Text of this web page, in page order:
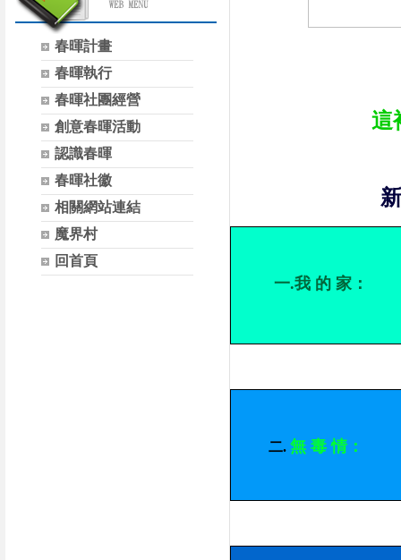
春暉計畫
春暉執行
春暉社團經營
創意春暉活動
認識春暉
春暉社徽
相關網站連結
魔界村
回首頁
這
一.我 的 家：
二. 無 毒 情：